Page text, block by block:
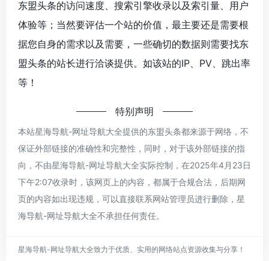
东盟头条的访问速度、搜索引擎收录以及索引量、用户
体验等；当然要评估一个站的价值，最主要还是需要根
据您自身的需求以及需要，一些确切的数据则需要找东
盟头条的站长进行洽谈提供。如该站的IP、PV、跳出率
等！
特别声明
本站星海导航-网址导航大全提供的东盟头条都来源于网络，不
保证外部链接的准确性和完整性，同时，对于该外部链接的指
向，不由星海导航-网址导航大全实际控制，在2025年4月23日
下午2:07收录时，该网页上的内容，都属于合规合法，后期网
页的内容如出现违规，可以直接联系网站管理员进行删除，星
海导航-网址导航大全不承担任何责任。
星海导航-网址导航大全致力于优质、实用的网络站点资源收集与分享！